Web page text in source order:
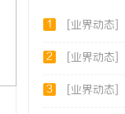
1 [业界动态]
2 [业界动态]
3 [业界动态]